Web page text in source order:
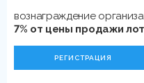
вознаграждение
7% от цены продажи
РЕГИСТРАЦИЯ